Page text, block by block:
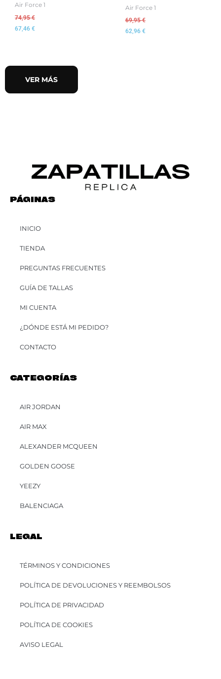
Air Force 1
74,95€
67,46 €
Air Force 1
69,95€
62,96 €
VER MÁS
PÁGINAS
INICIO
TIENDA
PREGUNTAS FRECUENTES
GUÍA DE TALLAS
MI CUENTA
¿DÓNDE ESTÁ MI PEDIDO?
CONTACTO
CATEGORÍAS
AIR JORDAN
AIR MAX
ALEXANDER MCQUEEN
GOLDEN GOOSE
YEEZY
BALENCIAGA
LEGAL
TÉRMINOS Y CONDICIONES
POLÍTICA DE DEVOLUCIONES Y REEMBOLSOS
POLÍTICA DE PRIVACIDAD
POLÍTICA DE COOKIES
AVISO LEGAL